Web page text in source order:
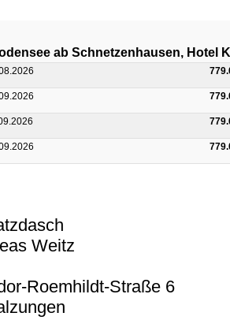
ab Schnetzenhausen, Hotel
Weitz
Roemhildt-Straße 6